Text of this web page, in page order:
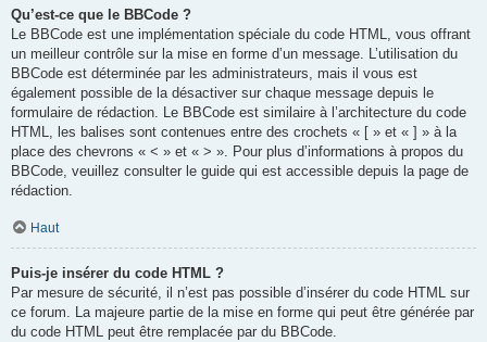
Qu’est-ce que le BBCode ?
Le BBCode est une implémentation spéciale du code HTML, vous offrant
un meilleur contrôle sur la mise en forme d’un message. L’utilisation du
BBCode est déterminée par les administrateurs, mais il vous est
également possible de la désactiver sur chaque message depuis le
formulaire de rédaction. Le BBCode est similaire à l’architecture du code
HTML, les balises sont contenues entre des crochets « [ » et « ] » à la
place des chevrons « < » et « > ». Pour plus d’informations à propos du
BBCode, veuillez consulter le guide qui est accessible depuis la page de
rédaction.
Haut
Puis-je insérer du code HTML ?
Par mesure de sécurité, il n’est pas possible d’insérer du code HTML sur
ce forum. La majeure partie de la mise en forme qui peut être générée par
du code HTML peut être remplacée par du BBCode.